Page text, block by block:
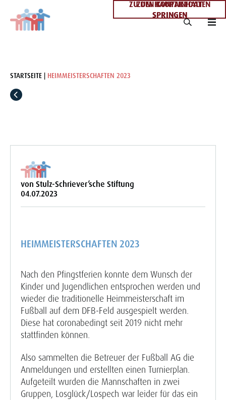
ZUM HAUPTINHALT
SPRINGEN
ZU DEN KONTAKTDATEN
SPRINGEN
STARTSEITE HEIMMEISTERSCHAFTEN 2023
von Stulz-Schriever’sche Stiftung
04.07.2023
HEIMMEISTERSCHAFTEN 2023
Nach den Pfingstferien konnte dem Wunsch der
Kinder und Jugendlichen entsprochen werden und
wieder die traditionelle Heimmeisterschaft im
Fußball auf dem DFB-Feld ausgespielt werden.
Diese hat coronabedingt seit 2019 nicht mehr
stattfinden können.
Also sammelten die Betreuer der Fußball AG die
Anmeldungen und erstellten einen Turnierplan.
Aufgeteilt wurden die Mannschaften in zwei
Gruppen, Losglück/Lospech war leider für das ein